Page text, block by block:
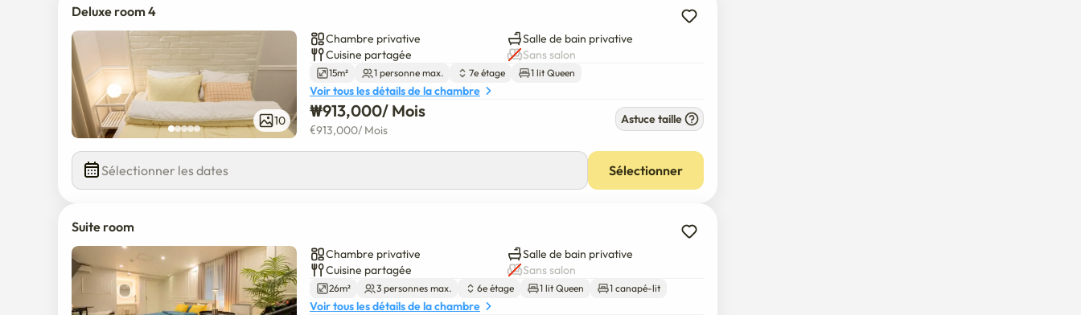
Deluxe room 4
10
Chambre privative
Salle de bain privative
Cuisine partagée
Sans salon
15m² 1 personne max. 7e étage 1 lit Queen
Voir tous les détails de la chambre
₩913,000/ Mois
€913,000/ Mois
Astuce taille
Sélectionner les dates Sélectionner
Suite room
Chambre privative
Salle de bain privative
Cuisine partagée
Sans salon
26m² 3 personnes max. 6e étage 1 lit Queen 1 canapé-lit
Voir tous les détails de la chambre